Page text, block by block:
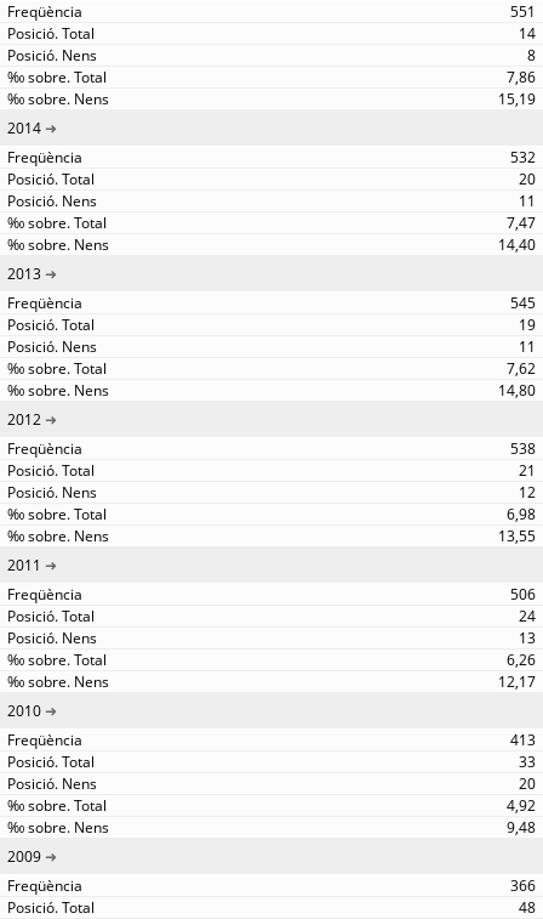
551
14
8
7,86
15,19
2014
532
20
11
7,47
14,40
2013
545
19
11
7,62
14,80
2012
538
21
12
6,98
13,55
2011
506
24
13
6,26
12,17
2010
413
33
20
4,92
9,48
2009
366
48